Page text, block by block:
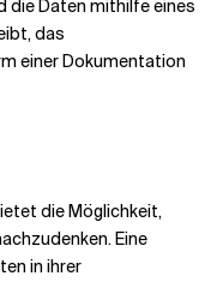
die Daten mithilfe eines
das
einer Dokumentation
die Möglichkeit,
Eine
in ihrer